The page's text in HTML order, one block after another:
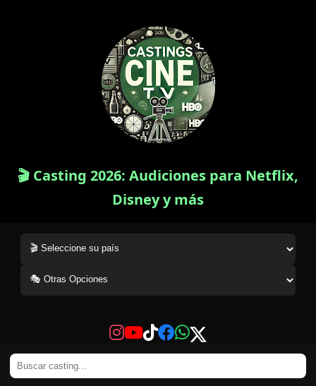
🎬 Casting 2026: Audiciones para Netflix,
Disney y más